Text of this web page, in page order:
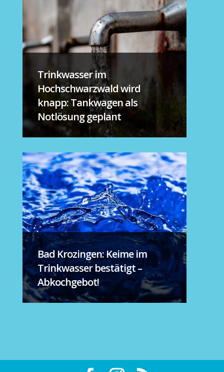
Trinkwasser im
Hochschwarzwald wird
knapp: Tankwagen als
Notlösung geplant
Bad Krozingen: Keime im
Trinkwasser bestätigt –
Abkochgebot!